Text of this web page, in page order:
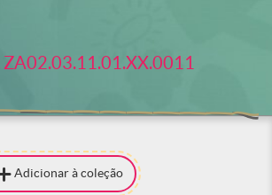
ZA02.03.11.01.XX.0011
Adicionar à coleção